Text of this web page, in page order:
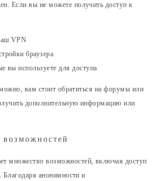
Если вы не можете получить доступ к
VPN
браузера
вы используете для доступа
вам стоит обратиться на форумы или
дополнительную информацию или
множество возможностей, включая доступ
анонимности и